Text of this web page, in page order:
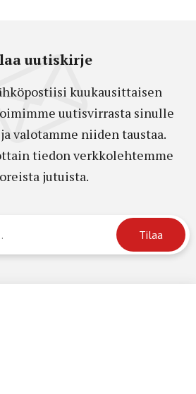
uutiskirje
kuukausittaisen
uutisvirrasta sinulle
valotamme niiden taustaa.
tiedon verkkolehtemme
jutuista.